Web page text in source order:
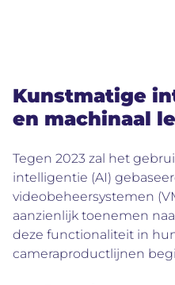
Kunstmatige
en machinaal
Tegen 2023 zal het
intelligentie (AI)
videobeheersystemen
aanzienlijk toenemen
deze functionaliteit in
cameraproductlijnen